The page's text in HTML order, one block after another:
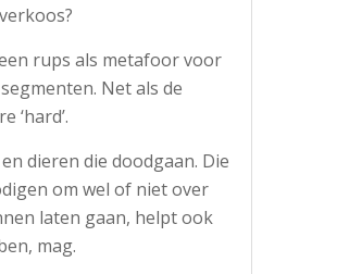
rups als metafoor voor
Net als de
‘hard’.
dieren die doodgaan. Die
om wel of niet over
laten gaan, helpt ook
mag.